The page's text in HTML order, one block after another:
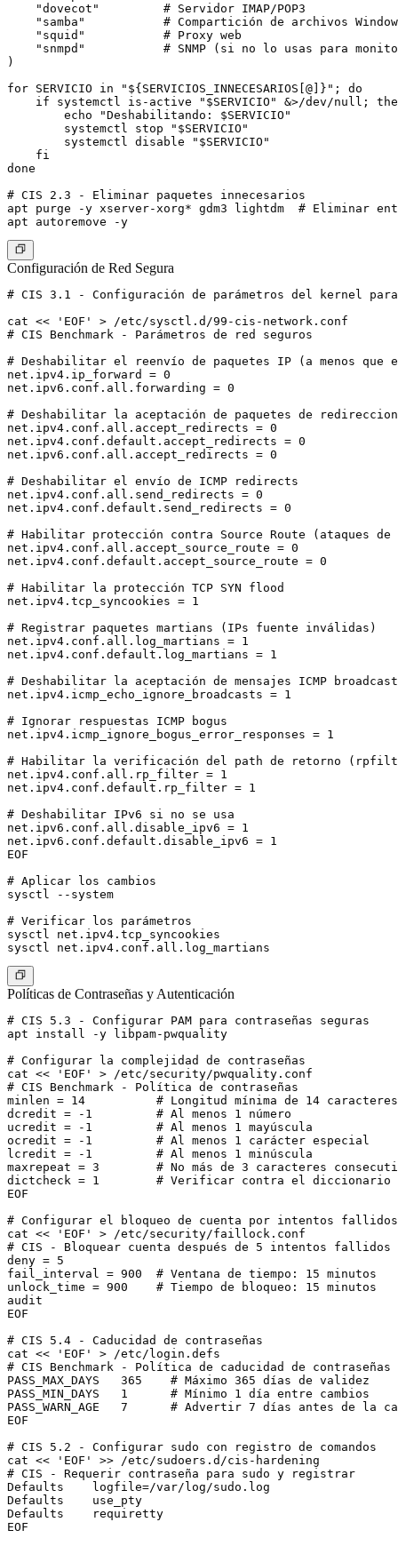
    "dovecot"         # Servidor IMAP/POP3
"samba"           # Compartición de archivos
    "squid"           # Proxy web
"snmpd"           # SNMP (si no lo usas para
)
for SERVICIO in "${SERVICIOS_INNECESARIOS[@]}"; do
if systemctl is-active "$SERVICIO" &>/dev/null;
        echo "Deshabilitando: $SERVICIO"
        systemctl stop "$SERVICIO"
        systemctl disable "$SERVICIO"
    fi
done
# CIS 2.3 - Eliminar paquetes innecesarios
apt purge -y xserver-xorg* gdm3 lightdm  # Eliminar
Configuración de Red Segura
# CIS 3.1 - Configuración de parámetros del kernel
cat << 'EOF' > /etc/sysctl.d/99-cis-network.conf
# CIS Benchmark - Parámetros de red seguros
# Deshabilitar el reenvío de paquetes IP (a menos
net.ipv4.ip_forward = 0
net.ipv6.conf.all.forwarding = 0
# Deshabilitar la aceptación de paquetes de
net.ipv4.conf.all.accept_redirects = 0
net.ipv4.conf.default.accept_redirects = 0
net.ipv6.conf.all.accept_redirects = 0
# Deshabilitar el envío de ICMP redirects
net.ipv4.conf.all.send_redirects = 0
net.ipv4.conf.default.send_redirects = 0
# Habilitar protección contra Source Route (ataques de
net.ipv4.conf.all.accept_source_route = 0
net.ipv4.conf.default.accept_source_route = 0
# Habilitar la protección TCP SYN flood
net.ipv4.tcp_syncookies = 1
# Registrar paquetes martians (IPs fuente inválidas)
net.ipv4.conf.all.log_martians = 1
net.ipv4.conf.default.log_martians = 1
# Deshabilitar la aceptación de mensajes ICMP broadcast
net.ipv4.icmp_echo_ignore_broadcasts = 1
# Ignorar respuestas ICMP bogus
net.ipv4.icmp_ignore_bogus_error_responses = 1
# Habilitar la verificación del path de retorno
net.ipv4.conf.all.rp_filter = 1
net.ipv4.conf.default.rp_filter = 1
# Deshabilitar IPv6 si no se usa
net.ipv6.conf.all.disable_ipv6 = 1
net.ipv6.conf.default.disable_ipv6 = 1
EOF
# Aplicar los cambios
sysctl --system
# Verificar los parámetros
sysctl net.ipv4.tcp_syncookies
Políticas de Contraseñas y Autenticación
# CIS 5.3 - Configurar PAM para contraseñas seguras
apt install -y libpam-pwquality
# Configurar la complejidad de contraseñas
cat << 'EOF' > /etc/security/pwquality.conf
# CIS Benchmark - Política de contraseñas
minlen = 14          # Longitud mínima de 14 caracteres
dcredit = -1         # Al menos 1 número
ucredit = -1         # Al menos 1 mayúscula
ocredit = -1         # Al menos 1 carácter especial
lcredit = -1         # Al menos 1 minúscula
maxrepeat = 3        # No más de 3 caracteres
dictcheck = 1        # Verificar contra el diccionario de
EOF
# Configurar el bloqueo de cuenta por intentos
cat << 'EOF' > /etc/security/faillock.conf
# CIS - Bloquear cuenta después de 5 intentos fallidos
deny = 5
fail_interval = 900  # Ventana de tiempo: 15 minutos
unlock_time = 900    # Tiempo de bloqueo: 15 minutos
audit
EOF
# CIS 5.4 - Caducidad de contraseñas
cat << 'EOF' > /etc/login.defs
# CIS Benchmark - Política de caducidad de contraseñas
PASS_MAX_DAYS   365    # Máximo 365 días de validez
PASS_MIN_DAYS   1      # Mínimo 1 día entre cambios
PASS_WARN_AGE   7      # Advertir 7 días antes de la
EOF
# CIS 5.2 - Configurar sudo con registro de comandos
cat << 'EOF' >> /etc/sudoers.d/cis-hardening
# CIS - Requerir contraseña para sudo y registrar
Defaults    logfile=/var/log/sudo.log
Defaults    use_pty
Defaults    requiretty
EOF